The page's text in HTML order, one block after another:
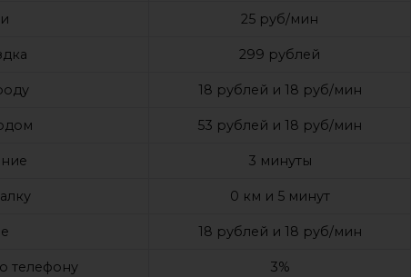
25 руб/мин
299 рублей
18 рублей и 18 руб/мин
53 рублей и 18 руб/мин
3 минуты
0 км и 5 минут
18 рублей и 18 руб/мин
телефону 3%